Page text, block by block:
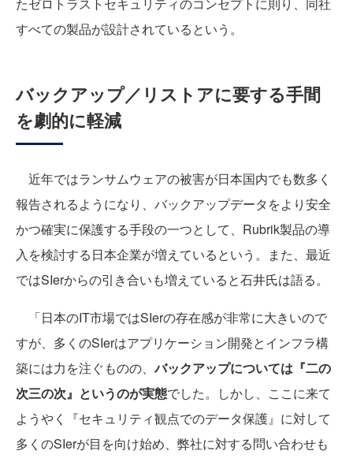
すべての製品が設計されているという。
バックアップ／リストアに要する手間
を劇的に軽減
近年ではランサムウェアの被害が日本国内でも数多く
報告されるようになり、バックアップデータをより安全
かつ確実に保護する手段の一つとして、Rubrik製品の導
入を検討する日本企業が増えているという。また、最近
ではSIerからの引き合いも増えていると石井氏は語る。
「日本のIT市場ではSIerの存在感が非常に大きいので
すが、多くのSIerはアプリケーション開発とインフラ構
築には力を注ぐものの、バックアップについては『二の
次三の次』というのが実態でした。しかし、ここに来て
ようやく『セキュリティ観点でのデータ保護』に対して
多くのSIerが目を向け始め、弊社に対する問い合わせも